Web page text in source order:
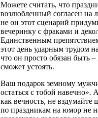
Можете считать, что
возлюбленный согласен на
не он этот сценарий
вечеринку с фраками и
Единственным
этот день ударным трудом
что он просто обязан быть
сможет устоять.
Ваш подарок земному
остаться с тобой навечно».
как вечность, не вздумайте
по праздникам на юмор не